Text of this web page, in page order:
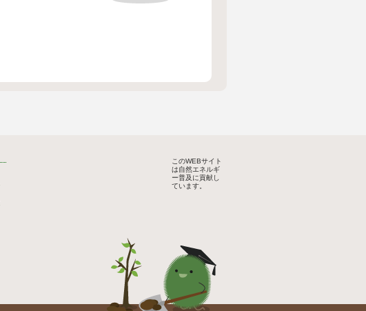
このWEBサイト
は自然エネルギ
ー普及に貢献し
ています。